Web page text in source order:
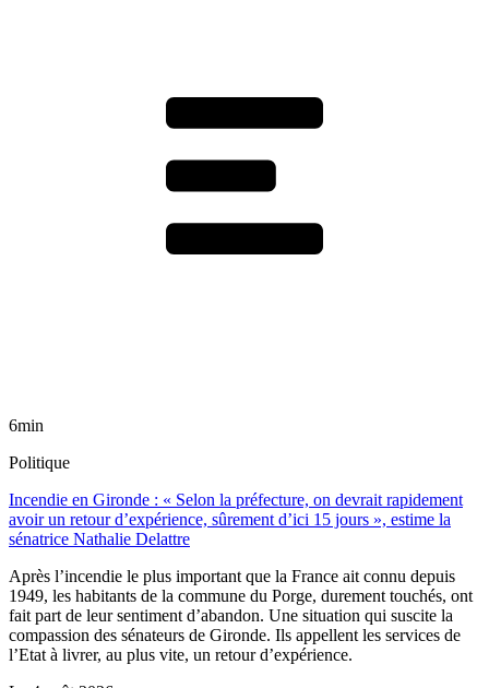
6min
Politique
Incendie en Gironde : « Selon la préfecture, on devrait rapidement
avoir un retour d’expérience, sûrement d’ici 15 jours », estime la
sénatrice Nathalie Delattre
Après l’incendie le plus important que la France ait connu depuis
1949, les habitants de la commune du Porge, durement touchés, ont
fait part de leur sentiment d’abandon. Une situation qui suscite la
compassion des sénateurs de Gironde. Ils appellent les services de
l’Etat à livrer, au plus vite, un retour d’expérience.